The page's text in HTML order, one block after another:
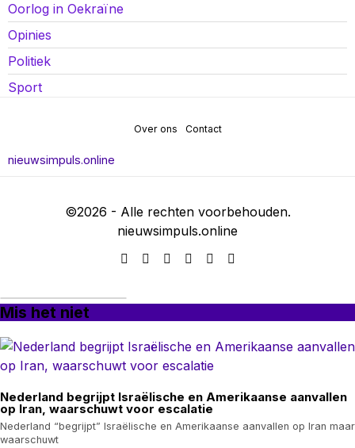
Oorlog in Oekraïne
Opinies
Politiek
Sport
Over ons Contact
nieuwsimpuls.online
©2026 - Alle rechten voorbehouden.
nieuwsimpuls.online
Mis het niet
Nederland begrijpt Israëlische en Amerikaanse aanvallen
op Iran, waarschuwt voor escalatie
Nederland “begrijpt” Israëlische en Amerikaanse aanvallen op Iran maar
waarschuwt